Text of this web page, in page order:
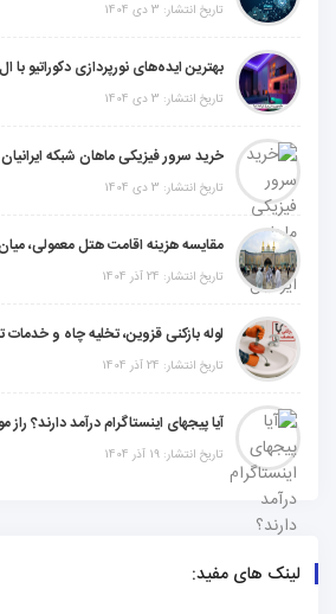
تاریخ انتشار: 3 دی 1404
تاریخ انتشار: 3 دی 1404
خرید سرور فیزیکی ماهان شبکه ایرانیان
تاریخ انتشار: 3 دی 1404
تاریخ انتشار: 24 آذر 1404
تاریخ انتشار: 24 آذر 1404
تاریخ انتشار: 19 آذر 1404
لینک های مفید: